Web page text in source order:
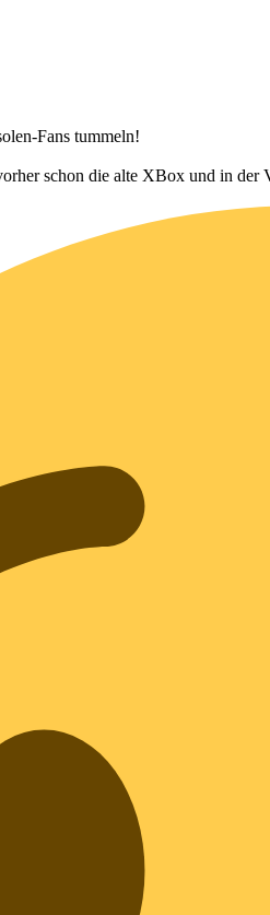
Fans tummeln!
schon die alte XBox und in der